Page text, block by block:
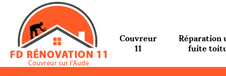
Couvreur
11
Réparation
fuite